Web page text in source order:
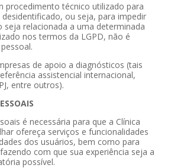
procedimento técnico utilizado para
ou seja, para impedir
seja relacionada a uma determinada
nos termos da LGPD, não é
de apoio a diagnósticos (tais
assistencial internacional,
entre outros).
é necessária para que a Clínica
ofereça serviços e funcionalidades
dos usuários, bem como para
com que sua experiência seja a
possível.